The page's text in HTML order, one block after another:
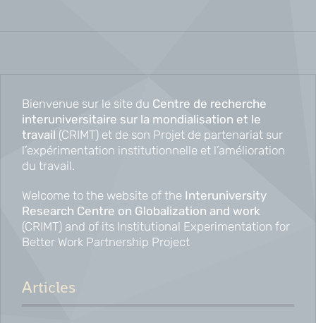
Bienvenue sur le site du Centre de recherche
interuniversitaire sur la mondialisation et le
travail (CRIMT) et de son Projet de partenariat sur
l’expérimentation institutionnelle et l’amélioration
du travail.
Welcome to the website of the Interuniversity
Research Centre on Globalization and work
(CRIMT) and of its Institutional Experimentation for
Better Work Partnership Project
Articles